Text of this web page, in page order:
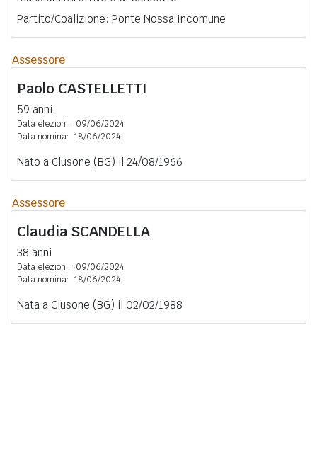
Partito/Coalizione: Ponte Nossa Incomune
Assessore
Paolo CASTELLETTI
59 anni
Data elezioni:
09/06/2024
Data nomina: 18/06/2024
Nato a Clusone (BG) il 24/08/1966
Assessore
Claudia SCANDELLA
38 anni
Data elezioni:
09/06/2024
Data nomina: 18/06/2024
Nata a Clusone (BG) il 02/02/1988